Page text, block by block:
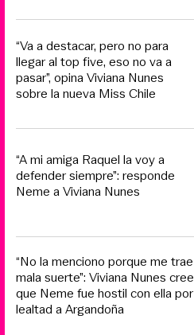
“Va a destacar, pero no para
llegar al top five, eso no va a
pasar”, opina Viviana Nunes
sobre la nueva Miss Chile
“A mi amiga Raquel la voy a
defender siempre”: responde
Neme a Viviana Nunes
“No la menciono porque me trae
mala suerte”: Viviana Nunes cree
que Neme fue hostil con ella por
lealtad a Argandoña